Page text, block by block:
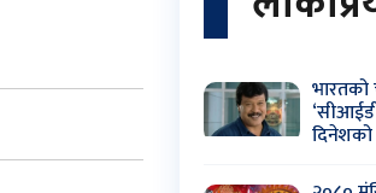
भारतको